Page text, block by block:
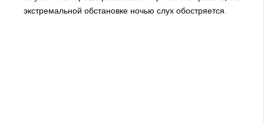
экстремальной обстановке ночью слух обостряется.